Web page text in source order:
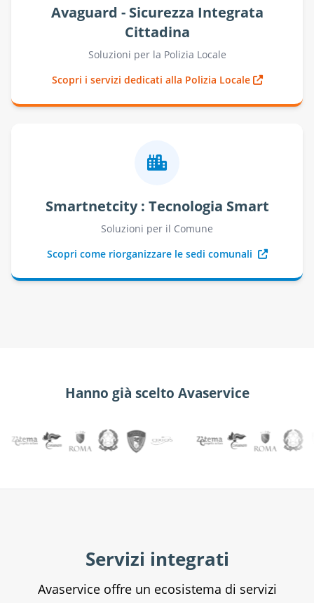
Avaguard - Sicurezza Integrata
Cittadina
Soluzioni per la Polizia Locale
Scopri i servizi dedicati alla Polizia Locale
Smartnetcity : Tecnologia Smart
Soluzioni per il Comune
Scopri come riorganizzare le sedi comunali
Hanno già scelto Avaservice
Servizi integrati
Avaservice offre un ecosistema di servizi